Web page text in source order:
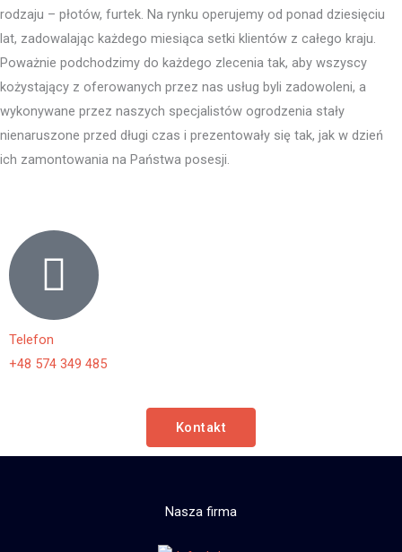
rodzaju – płotów, furtek. Na rynku operujemy od ponad dziesięciu
lat, zadowalając każdego miesiąca setki klientów z całego kraju.
Poważnie podchodzimy do każdego zlecenia tak, aby wszyscy
kożystający z oferowanych przez nas usług byli zadowoleni, a
wykonywane przez naszych specjalistów ogrodzenia stały
nienaruszone przed długi czas i prezentowały się tak, jak w dzień
ich zamontowania na Państwa posesji.
Telefon
+48 574 349 485
Kontakt
Nasza firma